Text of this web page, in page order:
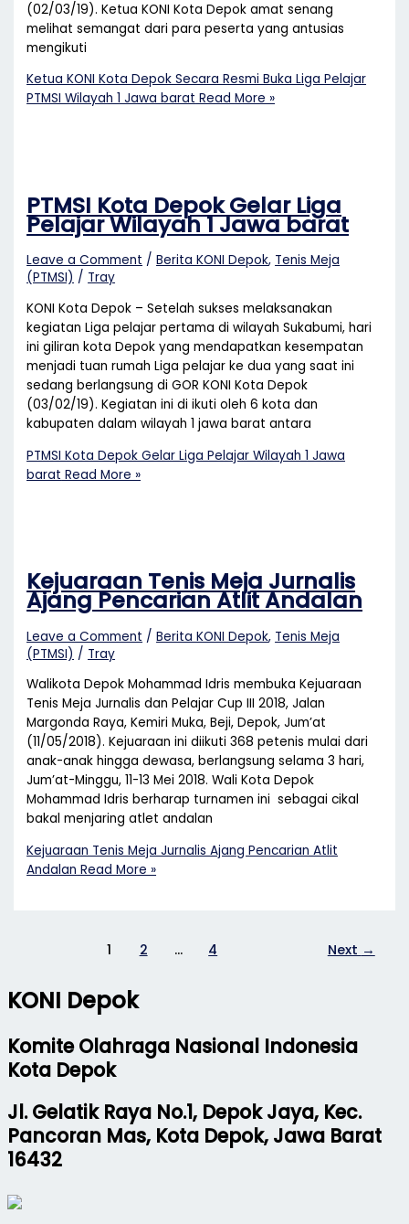
(02/03/19). Ketua KONI Kota Depok amat senang
melihat semangat dari para peserta yang antusias
mengikuti
Ketua KONI Kota Depok Secara Resmi Buka Liga Pelajar
PTMSI Wilayah 1 Jawa barat Read More »
PTMSI Kota Depok Gelar Liga
Pelajar Wilayah 1 Jawa barat
Leave a Comment /Berita KONI Depok, Tenis Meja
(PTMSI) / Tray
KONI Kota Depok – Setelah sukses melaksanakan
kegiatan Liga pelajar pertama di wilayah Sukabumi, hari
ini giliran kota Depok yang mendapatkan kesempatan
menjadi tuan rumah Liga pelajar ke dua yang saat ini
sedang berlangsung di GOR KONI Kota Depok
(03/02/19). Kegiatan ini di ikuti oleh 6 kota dan
kabupaten dalam wilayah 1 jawa barat antara
PTMSI Kota Depok Gelar Liga Pelajar Wilayah 1 Jawa
barat Read More »
Kejuaraan Tenis Meja Jurnalis
Ajang Pencarian Atlit Andalan
Leave a Comment /Berita KONI Depok, Tenis Meja
(PTMSI) / Tray
Walikota Depok Mohammad Idris membuka Kejuaraan
Tenis Meja Jurnalis dan Pelajar Cup III 2018, Jalan
Margonda Raya, Kemiri Muka, Beji, Depok, Jum’at
(11/05/2018). Kejuaraan ini diikuti 368 petenis mulai dari
anak-anak hingga dewasa, berlangsung selama 3 hari,
Jum’at-Minggu, 11-13 Mei 2018. Wali Kota Depok
Mohammad Idris berharap turnamen ini sebagai cikal
bakal menjaring atlet andalan
Kejuaraan Tenis Meja Jurnalis Ajang Pencarian Atlit
Andalan Read More »
1 2 … 4 Next →
KONI Depok
Komite Olahraga Nasional Indonesia
Kota Depok
Jl. Gelatik Raya No.1, Depok Jaya, Kec.
Pancoran Mas, Kota Depok, Jawa Barat
16432